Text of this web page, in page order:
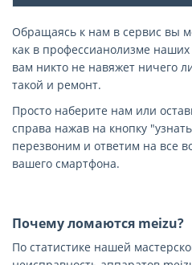
Обращаясь к нам в сервис вы
как в профессианолизме
вам никто не навяжет ничего
такой и ремонт.
Просто наберите нам или
справа нажав на кнопку
перезвоним и ответим на все
вашего смартфона.
Почему ломаются meizu?
По статистике нашей